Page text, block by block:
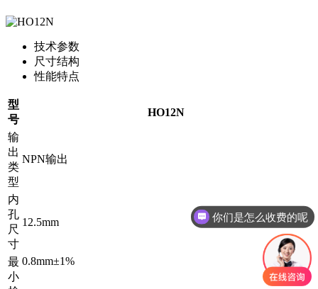
技术参数
尺寸结构
性能特点
型
号
HO12N
输
出
类
型
NPN输出
内
孔
尺
寸
12.5mm
最
小
0.8mm±1%
你们是怎么收费的呢
现在有优惠活动吗